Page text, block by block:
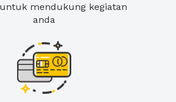
mendukung kegiatan
anda